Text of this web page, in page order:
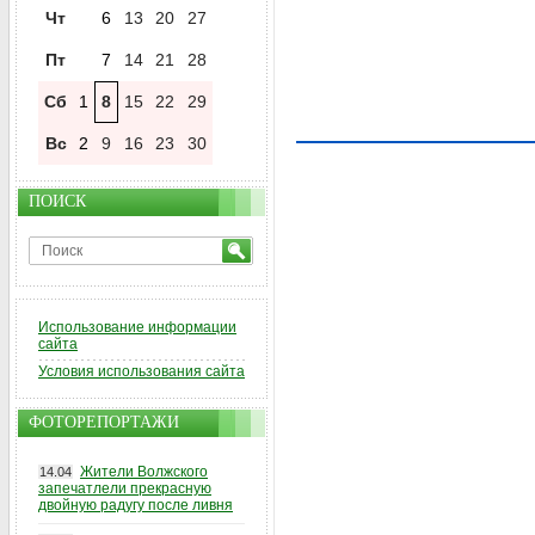
Чт 6 13 20 27
Пт 7 14 21 28
Сб 1 8 15 22 29
Вс 2 9 16 23 30
ПОИСК
Использование информации
сайта
Условия использования сайта
ФОТОРЕПОРТАЖИ
14.04 Жители Волжского
запечатлели прекрасную
двойную радугу после ливня